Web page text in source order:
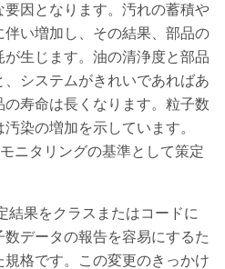
因となります。汚れの蓄積や
い増加し、その結果、部品の
生じます。油の清浄度と部品
システムがきれいであればあ
寿命は長くなります。粒子数
染の増加を示しています。
ニタリングの基準として策定
結果をクラスまたはコードに
データの報告を容易にするた
規格です。この変更のきっかけ